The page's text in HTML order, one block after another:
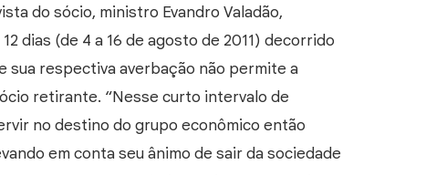
do sócio, ministro Evandro Valadão,
dias (de 4 a 16 de agosto de 2011) decorrido
sua respectiva averbação não permite a
retirante. “Nesse curto intervalo de
no destino do grupo econômico então
em conta seu ânimo de sair da sociedade